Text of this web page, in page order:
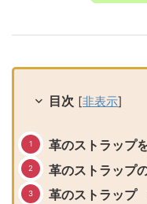
目次 [非表示]
革のストラップ
革のストラップ
革のストラップ